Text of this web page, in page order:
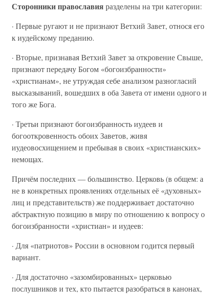
Сторонники православия разделены на три категории:
· Первые ругают и не признают Ветхий Завет, относя его
к иудейскому преданию.
· Вторые, признавая Ветхий Завет за откровение Свыше,
признают передачу Богом «богоизбранности»
«христианам», не утруждая себе анализом разногласий
высказываний, вошедших в оба Завета от имени одного и
того же Бога.
· Третьи признают богоизбранность иудеев и
богооткровенность обоих Заветов, живя
иудеовосхищением и пребывая в своих «христианских»
немощах.
Причём последних — большинство. Церковь (в общем: а
не в конкретных проявлениях отдельных её «духовных»
лиц и представительств) же поддерживает достаточно
абстрактную позицию в миру по отношению к вопросу о
богоизбранности «христиан» и иудеев:
· Для «патриотов» России в основном годится первый
вариант.
· Для достаточно «зазомбированных» церковью
послушников и тех, кто пытается разобраться в канонах,